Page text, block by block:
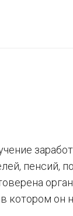
пенсий,
котором он